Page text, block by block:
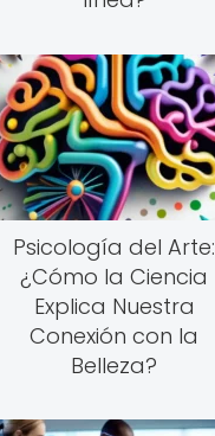
Psicología del Arte:
¿Cómo la Ciencia
Explica Nuestra
Conexión con la
Belleza?